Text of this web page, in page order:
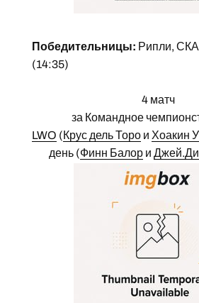
Победительницы: Рипли,
(14:35)
4 матч
за Командное
LWO (Крус дель Торои Хоакин
день (Финн Балори